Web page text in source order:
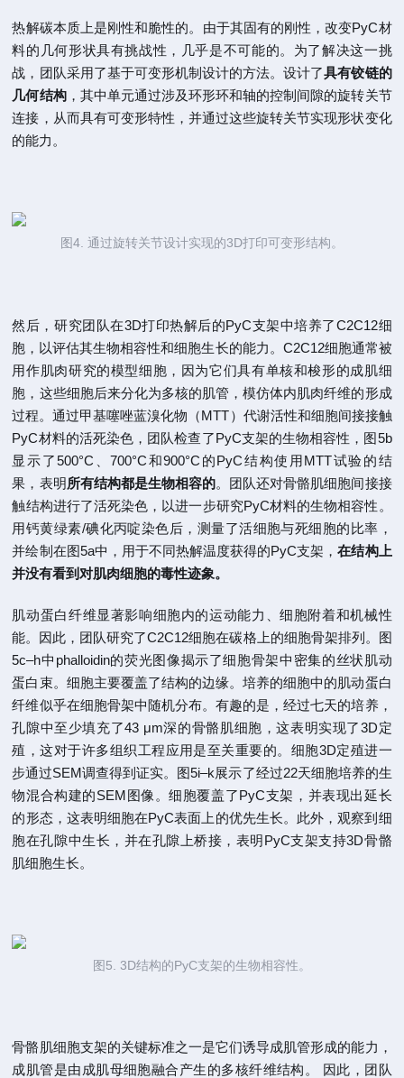
热解碳本质上是刚性和脆性的。由于其固有的刚性，改变PyC材
料的几何形状具有挑战性，几乎是不可能的。为了解决这一挑
战，团队采用了基于可变形机制设计的方法。设计了具有铰链的
几何结构，其中单元通过涉及环形环和轴的控制间隙的旋转关节
连接，从而具有可变形特性，并通过这些旋转关节实现形状变化
的能力。
图4. 通过旋转关节设计实现的3D打印可变形结构。
然后，研究团队在3D打印热解后的PyC支架中培养了C2C12细
胞，以评估其生物相容性和细胞生长的能力。C2C12细胞通常被
用作肌肉研究的模型细胞，因为它们具有单核和梭形的成肌细
胞，这些细胞后来分化为多核的肌管，模仿体内肌肉纤维的形成
过程。通过甲基噻唑蓝溴化物（MTT）代谢活性和细胞间接接触
PyC材料的活死染色，团队检查了PyC支架的生物相容性，图5b
显示了500°C、700°C和900°C的PyC结构使用MTT试验的结
果，表明所有结构都是生物相容的。团队还对骨骼肌细胞间接接
触结构进行了活死染色，以进一步研究PyC材料的生物相容性。
用钙黄绿素/碘化丙啶染色后，测量了活细胞与死细胞的比率，
并绘制在图5a中，用于不同热解温度获得的PyC支架，在结构上
并没有看到对肌肉细胞的毒性迹象。
肌动蛋白纤维显著影响细胞内的运动能力、细胞附着和机械性
能。因此，团队研究了C2C12细胞在碳格上的细胞骨架排列。图
5c–h中phalloidin的荧光图像揭示了细胞骨架中密集的丝状肌动
蛋白束。细胞主要覆盖了结构的边缘。培养的细胞中的肌动蛋白
纤维似乎在细胞骨架中随机分布。有趣的是，经过七天的培养，
孔隙中至少填充了43 μm深的骨骼肌细胞，这表明实现了3D定
殖，这对于许多组织工程应用是至关重要的。细胞3D定殖进一
步通过SEM调查得到证实。图5i–k展示了经过22天细胞培养的生
物混合构建的SEM图像。细胞覆盖了PyC支架，并表现出延长
的形态，这表明细胞在PyC表面上的优先生长。此外，观察到细
胞在孔隙中生长，并在孔隙上桥接，表明PyC支架支持3D骨骼
肌细胞生长。
图5. 3D结构的PyC支架的生物相容性。
骨骼肌细胞支架的关键标准之一是它们诱导成肌管形成的能力，
成肌管是由成肌母细胞融合产生的多核纤维结构。 因此，团队